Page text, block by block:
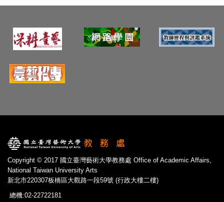
Copyright © 2017 國立臺灣藝術大學教務處 Office of Academic Affairs,
National Taiwan University Arts
新北市220307板橋區大觀路一段59號 (行政大樓二樓)
總機:02-22722181